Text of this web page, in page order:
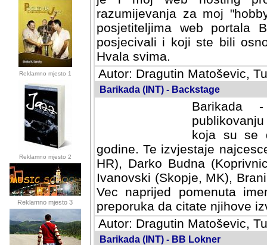
Reklamno mjesto 1
Reklamno mjesto 2
Reklamno mjesto 3
razumijevanja za moj
posjetiteljima web portala
posjecivali i koji ste bili
Hvala svima.
Autor: Dragutin Matoševic,
Barikada (INT) - Backstage
Barikada
koja su se
godine. Te izvjestaje
HR), Darko Budna
Ivanovski (Skopje, MK),
Vec naprijed pomenuta
preporuka da citate njihove
Autor: Dragutin Matoševic,
Barikada (INT) - BB Lokner